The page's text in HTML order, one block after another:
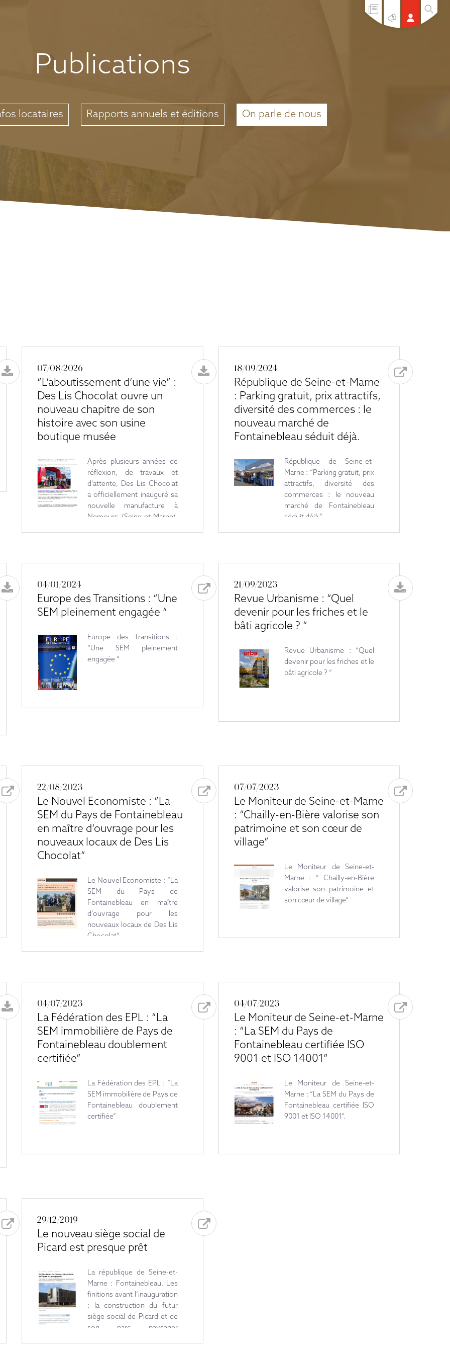
Publications
locataires Rapports annuels et éditions On parle de nous
07/08/2026
“L’aboutissement d’une vie” :
Des Lis Chocolat ouvre un
nouveau chapitre de son
histoire avec son usine
boutique musée
Après plusieurs années de
réflexion, de travaux et
d’attente, Des Lis Chocolat
a officiellement inauguré sa
nouvelle manufacture à
Nemours (Seine-et-Marne).
l’entreprise fondée en 1998,
18/09/2024
République de Seine-et-Marne
: Parking gratuit, prix attractifs,
diversité des commerces : le
nouveau marché de
Fontainebleau séduit déjà.
République de Seine-et-
Marne : “Parking gratuit, prix
attractifs, diversité des
commerces : le nouveau
marché de Fontainebleau
séduit déjà.”
04/01/2024
Europe des Transitions : “Une
SEM pleinement engagée “
Europe des Transitions :
“Une SEM pleinement
engagée “
21/09/2023
Revue Urbanisme : “Quel
devenir pour les friches et le
bâti agricole ? “
Revue Urbanisme : “Quel
devenir pour les friches et le
bâti agricole ? “
22/08/2023
Le Nouvel Economiste : “La
SEM du Pays de Fontainebleau
en maître d’ouvrage pour les
nouveaux locaux de Des Lis
Chocolat”
Le Nouvel Economiste : “La
SEM du Pays de
Fontainebleau en maître
d’ouvrage pour les
nouveaux locaux de Des Lis
Chocolat”
07/07/2023
Le Moniteur de Seine-et-Marne
: “Chailly-en-Bière valorise son
patrimoine et son cœur de
village”
Le Moniteur de Seine-et-
Marne : ” Chailly-en-Bière
valorise son patrimoine et
son cœur de village”
04/07/2023
La Fédération des EPL : “La
SEM immobilière de Pays de
Fontainebleau doublement
certifiée”
La Fédération des EPL : “La
SEM immobilière de Pays de
Fontainebleau doublement
certifiée”
04/07/2023
Le Moniteur de Seine-et-Marne
: “La SEM du Pays de
Fontainebleau certifiée ISO
9001 et ISO 14001”
Le Moniteur de Seine-et-
Marne : “La SEM du Pays de
Fontainebleau certifiée ISO
9001 et ISO 14001”.
29/12/2019
Le nouveau siège social de
Picard est presque prêt
La république de Seine-et-
Marne : Fontainebleau. Les
finitions avant l’inauguration
: la construction du futur
siège social de Picard et de
son parc paysager